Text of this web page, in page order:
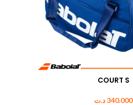
COURT S
340.000د.ت